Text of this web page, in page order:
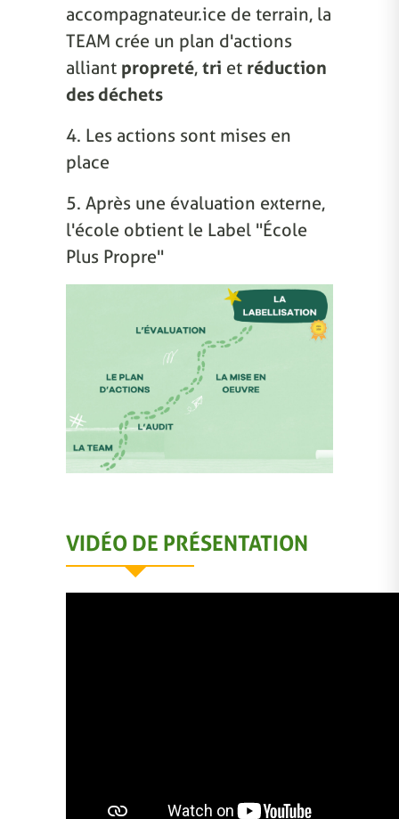
accompagnateur.ice de terrain, la
TEAM crée un plan d'actions
alliant propreté, tri et réduction
des déchets
4. Les actions sont mises en
place
5. Après une évaluation externe,
l'école obtient le Label "École
Plus Propre"
VIDÉO DE PRÉSENTATION